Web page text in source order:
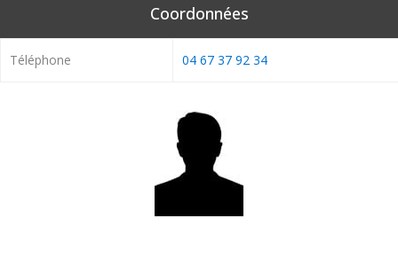
Coordonnées
Téléphone 04 67 37 92 34